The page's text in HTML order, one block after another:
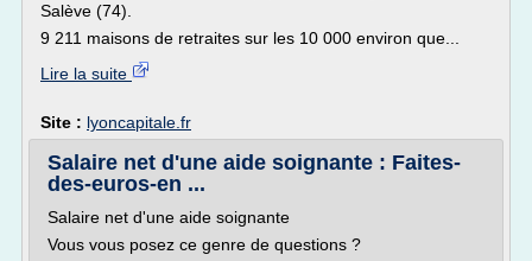
Salève (74).
9 211 maisons de retraites sur les 10 000 environ que...
Lire la suite
Site : lyoncapitale.fr
Salaire net d'une aide soignante : Faites-
des-euros-en ...
Salaire net d'une aide soignante
Vous vous posez ce genre de questions ?